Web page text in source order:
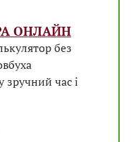
ОНЛАЙН
без
зручний час і